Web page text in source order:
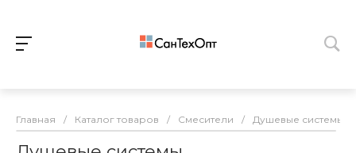
Главная / Каталог товаров / Смесители / Душевые системы